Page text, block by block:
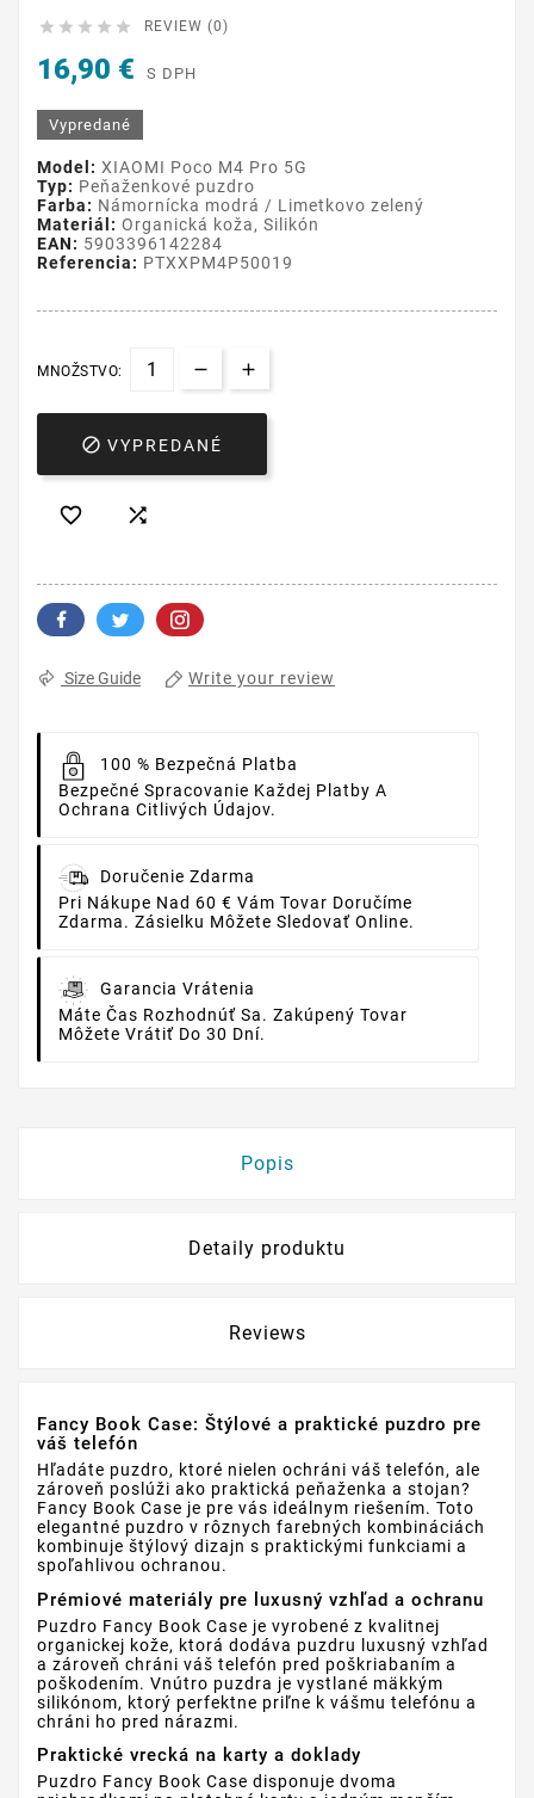
     REVIEW (0)
16,90 € S DPH
Vypredané
Model: XIAOMI Poco M4 Pro 5G
Typ: Peňaženkové puzdro
Farba: Námornícka modrá / Limetkovo zelený
Materiál: Organická koža, Silikón
EAN: 5903396142284
Referencia: PTXXPM4P50019
MNOŽSTVO:
 VYPREDANÉ
 
Size Guide Write your review
100 % Bezpečná Platba
Bezpečné Spracovanie Každej Platby A
Ochrana Citlivých Údajov.
Doručenie Zdarma
Pri Nákupe Nad 60 € Vám Tovar Doručíme
Zdarma. Zásielku Môžete Sledovať Online.
Garancia Vrátenia
Máte Čas Rozhodnúť Sa. Zakúpený Tovar
Môžete Vrátiť Do 30 Dní.
Popis
Detaily produktu
Reviews
Fancy Book Case: Štýlové a praktické puzdro pre
váš telefón
Hľadáte puzdro, ktoré nielen ochráni váš telefón, ale
zároveň poslúži ako praktická peňaženka a stojan?
Fancy Book Case je pre vás ideálnym riešením. Toto
elegantné puzdro v rôznych farebných kombináciách
kombinuje štýlový dizajn s praktickými funkciami a
spoľahlivou ochranou.
Prémiové materiály pre luxusný vzhľad a ochranu
Puzdro Fancy Book Case je vyrobené z kvalitnej
organickej kože, ktorá dodáva puzdru luxusný vzhľad
a zároveň chráni váš telefón pred poškriabaním a
poškodením. Vnútro puzdra je vystlané mäkkým
silikónom, ktorý perfektne priľne k vášmu telefónu a
chráni ho pred nárazmi.
Praktické vrecká na karty a doklady
Puzdro Fancy Book Case disponuje dvoma